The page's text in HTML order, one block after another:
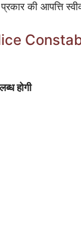
की आपत्ति
होगी